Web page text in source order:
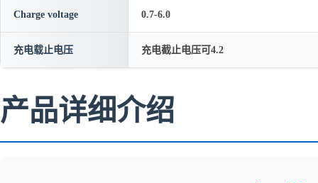
Charge voltage 0.7-6.0
充电载止电压 充电截止电压可4.2
产品详细介绍